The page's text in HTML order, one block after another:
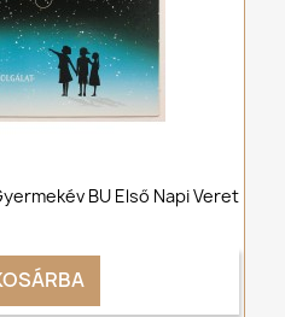
BU Első Napi Veret